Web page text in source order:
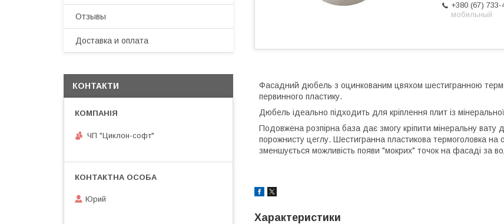
+380 (67) 733-
мобильный
Фасадний дюбель з оцинкованим цвяхом шестигранною
первинного пластику.
Дюбель ідеально підходить для кріплення плит із
Подовжена розпірна база дає змогу кріпити мінеральну
порожнисту цеглу. Шестигранна пластикова термоголовка
зменшується можливість появи "мокрих" точок на фасаді за
Характеристики
Отзывы
Доставка и оплата
КОНТАКТИ
ЧП "Циклон-софт"
Юрий